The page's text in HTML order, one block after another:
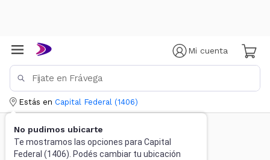
Mi cuenta
Estás en Capital Federal (1406)
No pudimos ubicarte
Te mostramos las opciones paraCapital
Federal (1406). Podés cambiar tu ubicación
Deportes y fitness